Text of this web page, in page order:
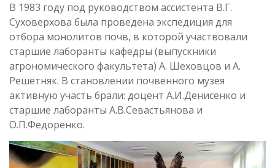
В 1983 году под руководством ассистента В.Г.
Суховерхова была проведена экспедиция для
отбора монолитов почв, в которой участвовали
старшие лаборанты кафедры (выпускники
агрономического факультета) А. Шеховцов и А.
Решетняк. В становлении почвенного музея
активную участь брали: доцент А.И.Денисенко и
старшие лаборанты А.В.Севастьянова и
О.П.Федоренко.